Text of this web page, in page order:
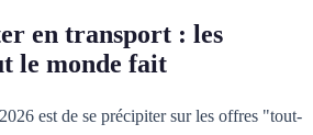
en transport : les
le monde fait
est de se précipiter sur les offres "tout-